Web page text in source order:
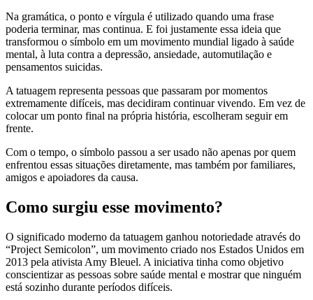
Na gramática, o ponto e vírgula é utilizado quando uma frase
poderia terminar, mas continua. E foi justamente essa ideia que
transformou o símbolo em um movimento mundial ligado à saúde
mental, à luta contra a depressão, ansiedade, automutilação e
pensamentos suicidas.
A tatuagem representa pessoas que passaram por momentos
extremamente difíceis, mas decidiram continuar vivendo. Em vez de
colocar um ponto final na própria história, escolheram seguir em
frente.
Com o tempo, o símbolo passou a ser usado não apenas por quem
enfrentou essas situações diretamente, mas também por familiares,
amigos e apoiadores da causa.
Como surgiu esse movimento?
O significado moderno da tatuagem ganhou notoriedade através do
“Project Semicolon”, um movimento criado nos Estados Unidos em
2013 pela ativista Amy Bleuel. A iniciativa tinha como objetivo
conscientizar as pessoas sobre saúde mental e mostrar que ninguém
está sozinho durante períodos difíceis.